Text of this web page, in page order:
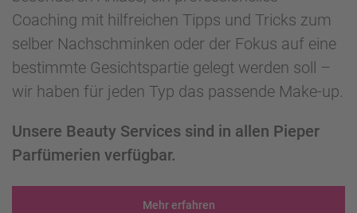
Coaching mit hilfreichen Tipps und Tricks zum
selber Nachschminken oder der Fokus auf eine
bestimmte Gesichtspartie gelegt werden soll –
wir haben für jeden Typ das passende Make-up.
Unsere Beauty Services sind in allen Pieper
Parfümerien verfügbar.
Mehr erfahren